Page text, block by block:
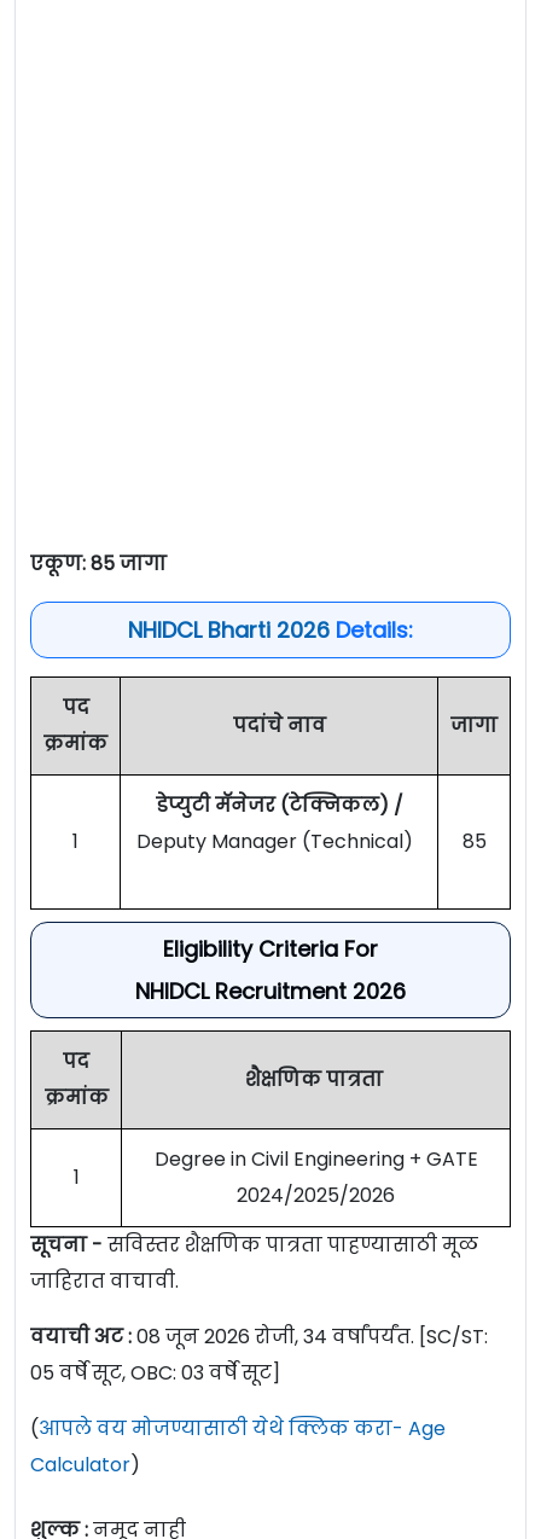
एकूण: 85 जागा
NHIDCL Bharti 2026 Details:
पद
क्रमांक
पदांचे नाव जागा
1
डेप्युटी मॅनेजर (टेक्निकल) /
Deputy Manager (Technical)
85
Eligibility Criteria For
NHIDCL Recruitment 2026
पद
क्रमांक
शैक्षणिक पात्रता
1
Degree in Civil Engineering + GATE
2024/2025/2026
सूचना - सविस्तर शैक्षणिक पात्रता पाहण्यासाठी मूळ
जाहिरात वाचावी.
वयाची अट :08 जून 2026 रोजी, 34 वर्षांपर्यंत. [SC/ST:
05 वर्षे सूट, OBC: 03 वर्षे सूट]
(आपले वय मोजण्यासाठी येथे क्लिक करा- Age
Calculator)
शुल्क :नमूद नाही